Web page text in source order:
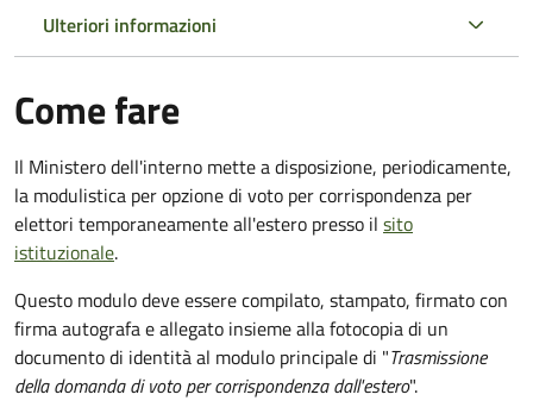
Ulteriori informazioni
Come fare
Il Ministero dell'interno mette a disposizione, periodicamente,
la modulistica per opzione di voto per corrispondenza per
elettori temporaneamente all'estero presso il sito
istituzionale.
Questo modulo deve essere compilato, stampato, firmato con
firma autografa e allegato insieme alla fotocopia di un
documento di identità al modulo principale di "Trasmissione
della domanda di voto per corrispondenza dall'estero".